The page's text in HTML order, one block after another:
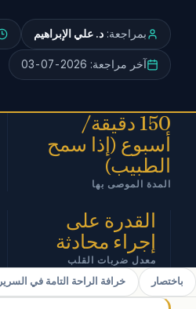
بمراجعة: د. علي الإبراهيم
آخر مراجعة: 2026-07-03
150 دقيقة/
أسبوع (إذا سمح
الطبيب)
المدة الموصى بها
القدرة على
إجراء محادثة
معدل ضربات القلب
باختصار
خرافة الراحة التامة في السرير